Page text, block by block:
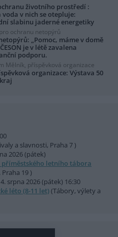
životního prostředí :
voda v nich se otepluje:
slabinu jaderné energetiky
ochranu netopýrů
„Pomoc, máme v domě
je v létě zavalena
podporu.
Mělník, příspěvková organizace
organizace: Výstava 50
a slavnosti, Praha 7 )
2026 (pátek)
příměstského letního tábora
19 )
srpna 2026 (pátek) 16:30
léto (8-11 let)(Tábory, výlety a